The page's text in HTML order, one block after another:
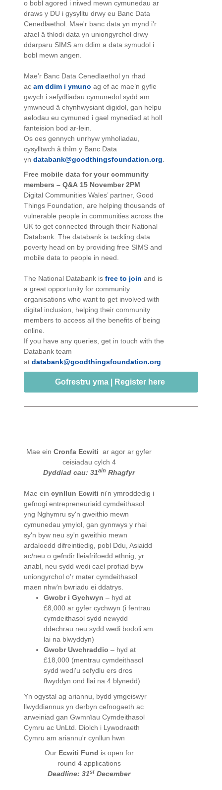
o bobl agored i niwed mewn cymunedau ar
draws y DU i gysylltu drwy eu Banc Data
Cenedlaethol. Mae'r banc data yn mynd i'r
afael â thlodi data yn uniongyrchol drwy
ddarparu SIMS am ddim a data symudol i
bobl mewn angen.
Mae’r Banc Data Cenedlaethol yn rhad
ac am ddim i ymuno ag ef ac mae’n gyfle
gwych i sefydliadau cymunedol sydd am
ymwneud â chynhwysiant digidol, gan helpu
aelodau eu cymuned i gael mynediad at holl
fanteision bod ar-lein.
Os oes gennych unrhyw ymholiadau,
cysylltwch â thîm y Banc Data
yn databank@goodthingsfoundation.org.
Free mobile data for your community
members – Q&A 15 November 2PM
Digital Communities Wales’ partner, Good
Things Foundation, are helping thousands of
vulnerable people in communities across the
UK to get connected through their National
Databank. The databank is tackling data
poverty head on by providing free SIMS and
mobile data to people in need.
The National Databank is free to join and is
a great opportunity for community
organisations who want to get involved with
digital inclusion, helping their community
members to access all the benefits of being
online.
If you have any queries, get in touch with the
Databank team
at databank@goodthingsfoundation.org.
Gofrestru yma | Register here
Mae ein Cronfa Ecwiti ar agor ar gyfer
ceisiadau cylch 4
Dyddiad cau: 31ain Rhagfyr
Mae ein cynllun Ecwiti ni'n ymroddedig i
gefnogi entrepreneuriaid cymdeithasol
yng Nghymru sy'n gweithio mewn
cymunedau ymylol, gan gynnwys y rhai
sy'n byw neu sy'n gweithio mewn
ardaloedd difreintiedig, pobl Ddu, Asiaidd
ac/neu o gefndir lleiafrifoedd ethnig, yr
anabl, neu sydd wedi cael profiad byw
uniongyrchol o'r mater cymdeithasol
maen nhw'n bwriadu ei ddatrys.
Gwobr i Gychwyn – hyd at
£8,000 ar gyfer cychwyn (i fentrau
cymdeithasol sydd newydd
ddechrau neu sydd wedi bodoli am
lai na blwyddyn)
Gwobr Uwchraddio – hyd at
£18,000 (mentrau cymdeithasol
sydd wedi'u sefydlu ers dros
flwyddyn ond llai na 4 blynedd)
Yn ogystal ag ariannu, bydd ymgeiswyr
llwyddiannus yn derbyn cefnogaeth ac
arweiniad gan Gwmnïau Cymdeithasol
Cymru ac UnLtd. Diolch i Lywodraeth
Cymru am ariannu'r cynllun hwn
Our Ecwiti Fund is open for
round 4 applications
Deadline: 31st December